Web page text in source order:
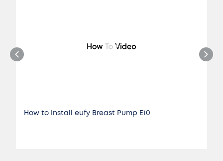
How to Install eufy Breast Pump E10